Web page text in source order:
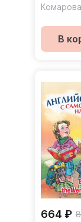
4-5 лет
В
664 ₽